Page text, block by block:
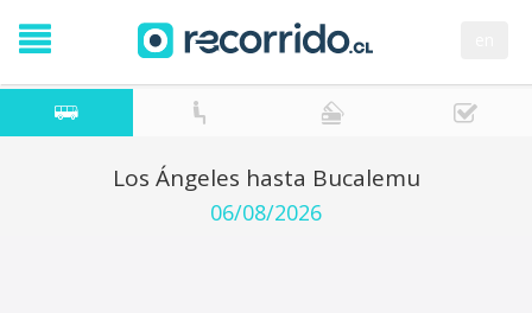
Los Ángeles hasta Bucalemu
06/08/2026